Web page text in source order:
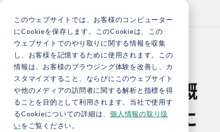
このウェブサイトでは、お客様のコンピューター
にCookieを保存します。このCookieは、この
ウェブサイトでのやり取りに関する情報を収集
し、お客様を記憶するために使用されます。この
情報は、お客様のブラウジング体験を改善し、カ
スタマイズすること、ならびにこのウェブサイト
や他のメディアの訪問者に関する解析と指標を得
ることを目的として利用されます。当社で使用す
るCookieについての詳細は、 個人情報の取り扱
いをご覧ください。
ブランド戦略を「概
念」から「実践」に